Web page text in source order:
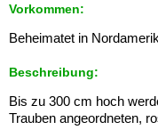
Vorkommen:
Beheimatet in
Beschreibung:
Bis zu 300 cm hoch
Trauben angeordneten,